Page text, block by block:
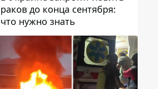
раков до конца сентября:
что нужно знать